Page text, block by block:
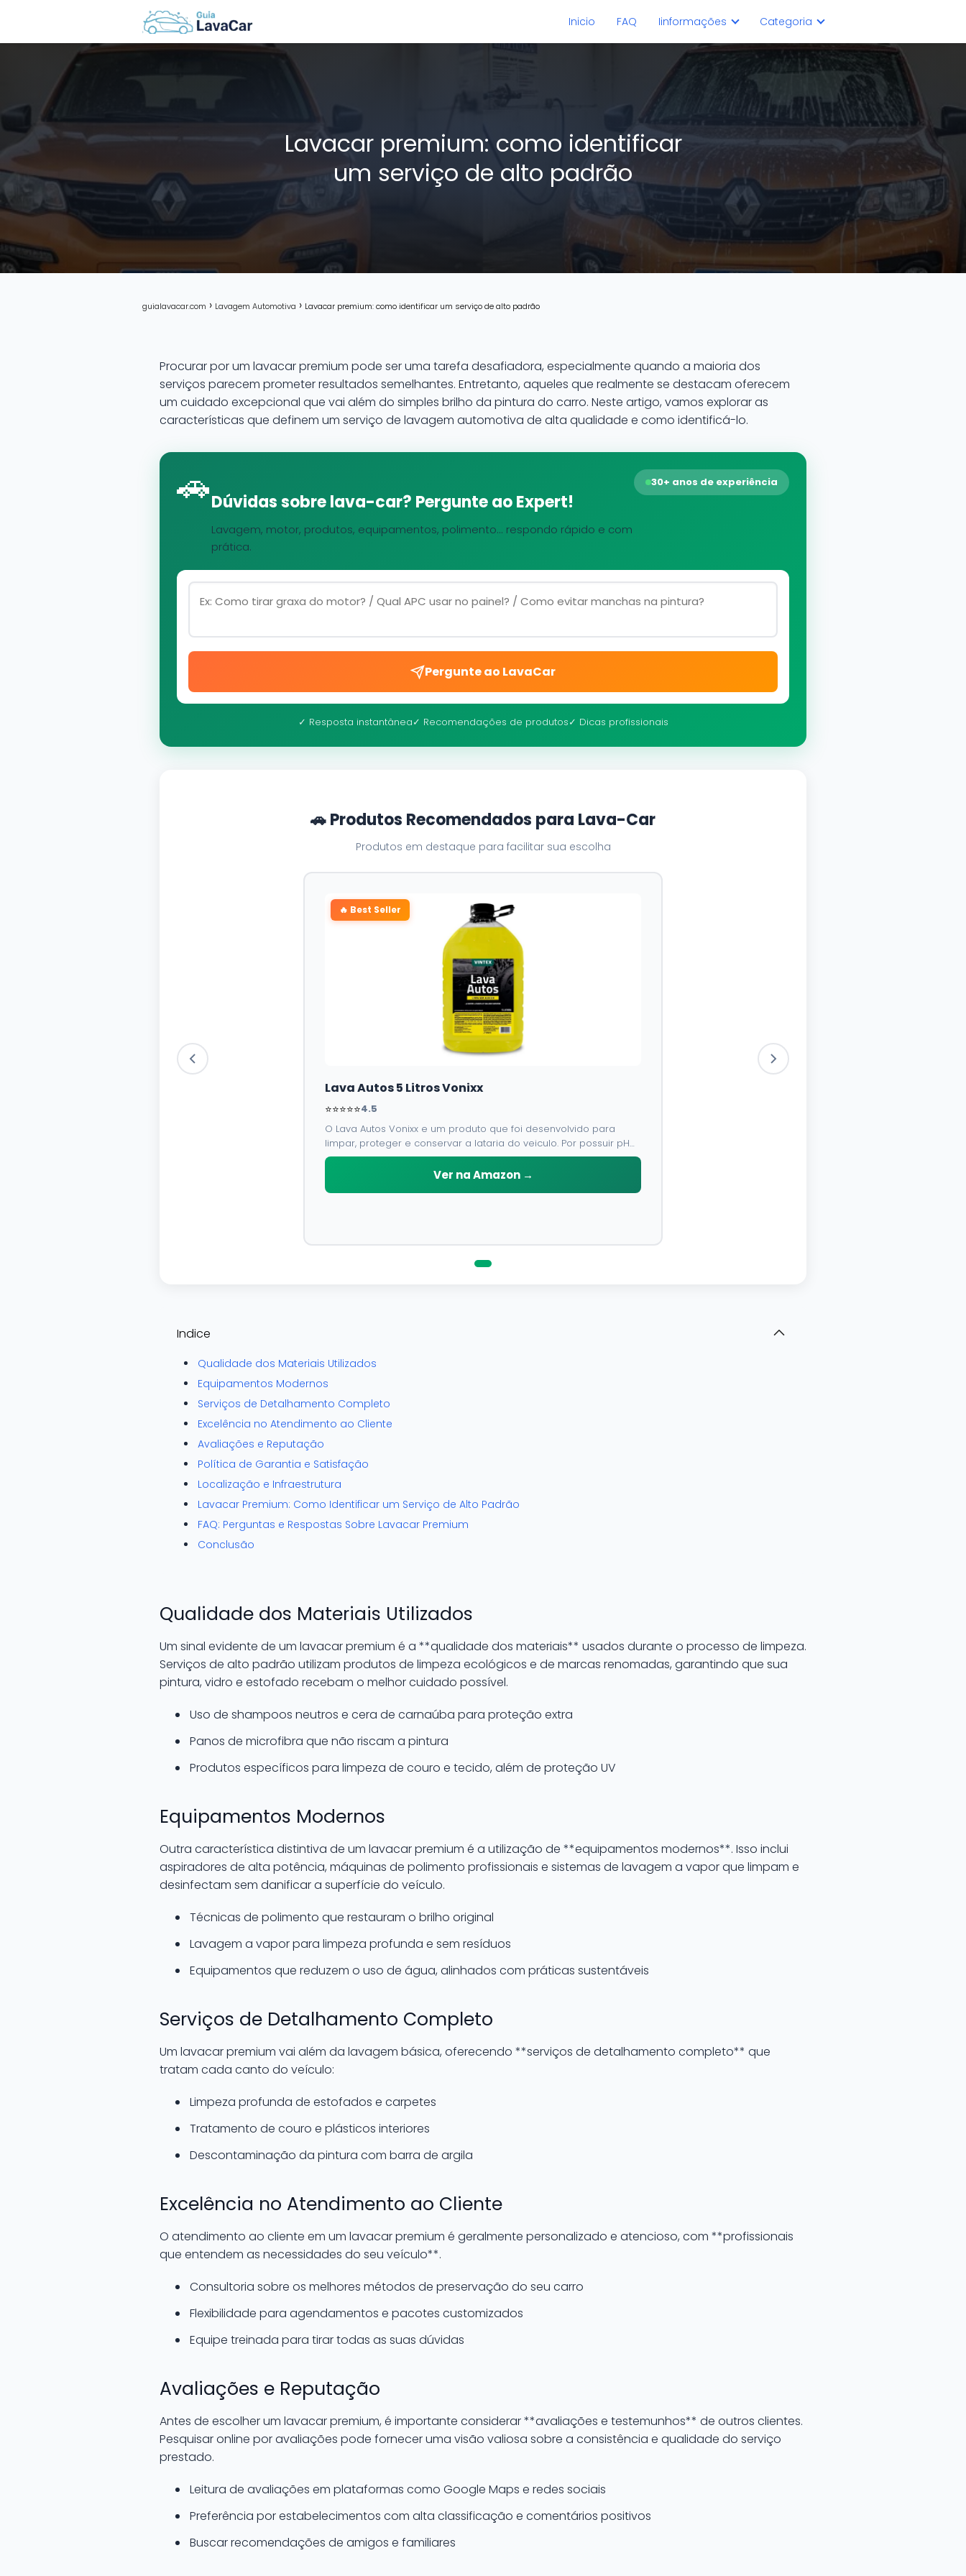
Inicio FAQ Iinformações Categoria
Lavacar premium: como identificar
um serviço de alto padrão
guialavacar.com Lavagem Automotiva Lavacar premium: como identificar um serviço de alto padrão
Procurar por um lavacar premium pode ser uma tarefa desafiadora, especialmente quando a maioria dos
serviços parecem prometer resultados semelhantes. Entretanto, aqueles que realmente se destacam oferecem
um cuidado excepcional que vai além do simples brilho da pintura do carro. Neste artigo, vamos explorar as
características que definem um serviço de lavagem automotiva de alta qualidade e como identificá-lo.
🚗Dúvidas sobre lava-car? Pergunte ao Expert!
Lavagem, motor, produtos, equipamentos, polimento... respondo rápido e com
prática.
30+ anos de experiência
Pergunte ao LavaCar
✓ Resposta instantânea✓ Recomendações de produtos✓ Dicas profissionais
🚗 Produtos Recomendados para Lava-Car
Produtos em destaque para facilitar sua escolha
🔥 Best Seller
Lava Autos 5 Litros Vonixx
⭐⭐⭐⭐⭐4.5
O Lava Autos Vonixx e um produto que foi desenvolvido para
limpar, proteger e conservar a lataria do veiculo. Por possuir pH
neutro, pode ser aplicado em qualquer superficie sem correr o
Ver na Amazon →
Indice
Qualidade dos Materiais Utilizados
Equipamentos Modernos
Serviços de Detalhamento Completo
Excelência no Atendimento ao Cliente
Avaliações e Reputação
Política de Garantia e Satisfação
Localização e Infraestrutura
Lavacar Premium: Como Identificar um Serviço de Alto Padrão
FAQ: Perguntas e Respostas Sobre Lavacar Premium
Conclusão
Qualidade dos Materiais Utilizados
Um sinal evidente de um lavacar premium é a **qualidade dos materiais** usados durante o processo de limpeza.
Serviços de alto padrão utilizam produtos de limpeza ecológicos e de marcas renomadas, garantindo que sua
pintura, vidro e estofado recebam o melhor cuidado possível.
Uso de shampoos neutros e cera de carnaúba para proteção extra
Panos de microfibra que não riscam a pintura
Produtos específicos para limpeza de couro e tecido, além de proteção UV
Equipamentos Modernos
Outra característica distintiva de um lavacar premium é a utilização de **equipamentos modernos**. Isso inclui
aspiradores de alta potência, máquinas de polimento profissionais e sistemas de lavagem a vapor que limpam e
desinfectam sem danificar a superfície do veículo.
Técnicas de polimento que restauram o brilho original
Lavagem a vapor para limpeza profunda e sem resíduos
Equipamentos que reduzem o uso de água, alinhados com práticas sustentáveis
Serviços de Detalhamento Completo
Um lavacar premium vai além da lavagem básica, oferecendo **serviços de detalhamento completo** que
tratam cada canto do veículo:
Limpeza profunda de estofados e carpetes
Tratamento de couro e plásticos interiores
Descontaminação da pintura com barra de argila
Excelência no Atendimento ao Cliente
O atendimento ao cliente em um lavacar premium é geralmente personalizado e atencioso, com **profissionais
que entendem as necessidades do seu veículo**.
Consultoria sobre os melhores métodos de preservação do seu carro
Flexibilidade para agendamentos e pacotes customizados
Equipe treinada para tirar todas as suas dúvidas
Avaliações e Reputação
Antes de escolher um lavacar premium, é importante considerar **avaliações e testemunhos** de outros clientes.
Pesquisar online por avaliações pode fornecer uma visão valiosa sobre a consistência e qualidade do serviço
prestado.
Leitura de avaliações em plataformas como Google Maps e redes sociais
Preferência por estabelecimentos com alta classificação e comentários positivos
Buscar recomendações de amigos e familiares